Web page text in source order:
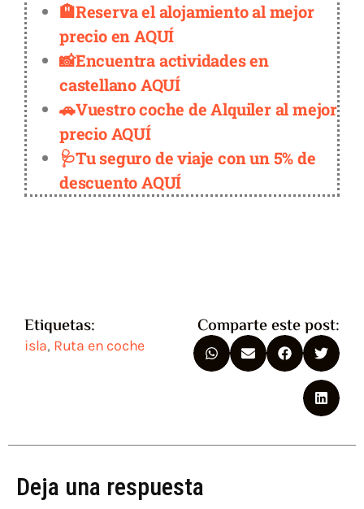
🏨Reserva el alojamiento al mejor
precio en AQUÍ
📸Encuentra actividades en
castellano AQUÍ
🚗Vuestro coche de Alquiler al mejor
precio AQUÍ
🩺Tu seguro de viaje con un 5% de
descuento AQUÍ
Etiquetas:
isla, Ruta en coche
Comparte este post:
Deja una respuesta